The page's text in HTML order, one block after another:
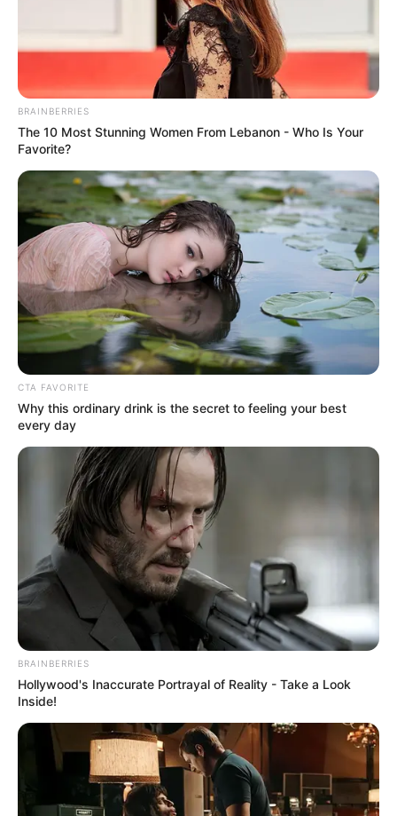
Für die Region um Templin haben wir bisher noch
keinen Aussichtsturm erfasst.
Hier geht es zu allen Freizeitangeboten,
Ausflugszielen und Sehenswürdigkeiten in und um
Sehenswürdigkeiten in Deutschland statt
Aussichtstürme:
Unter denschönsten Ausflugszielen und
Sehenswürdigkeiten in Deutschland
sind nur wenige
Aussichtstürme zu finden. Es kann aber auch nach
weiterenAussichtstürmen gesucht werden.
BRAINBERRIES
The 10 Most Stunning Women From Lebanon - Who Is Your
Favorite?
CTA FAVORITE
Why this ordinary drink is the secret to feeling your best
every day
BRAINBERRIES
Hollywood's Inaccurate Portrayal of Reality - Take a Look
Inside!